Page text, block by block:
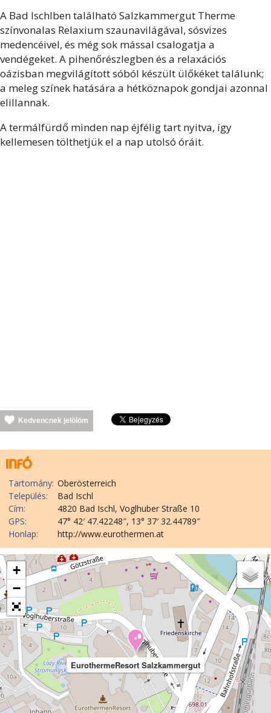
A Bad Ischlben található Salzkammergut Therme
színvonalas Relaxium szaunavilágával, sósvizes
medencéivel, és még sok mással csalogatja a
vendégeket. A pihenőrészlegben és a relaxációs
oázisban megvilágított sóból készült ülőkéket találunk;
a meleg színek hatására a hétköznapok gondjai azonnal
elillannak.
A termálfürdő minden nap éjfélig tart nyitva, így
kellemesen tölthetjük el a nap utolsó óráit.
Kedvencnek jelölöm
Tartomány: Oberösterreich
Település:
Bad Ischl
Cím:
4820 Bad Ischl, Voglhuber Straße 10
GPS:
47° 42′ 47.42248″, 13° 37′ 32.44789″
Honlap:
http://www.eurothermen.at
EurothermeResort Salzkammergut
+
−